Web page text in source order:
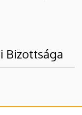
Bizottsága